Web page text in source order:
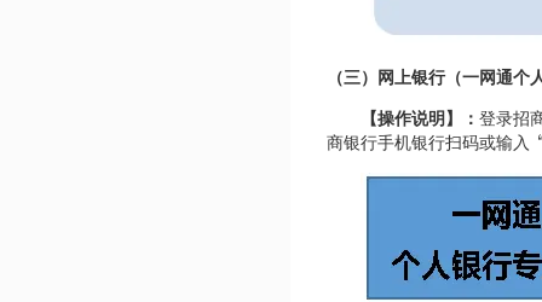
（三）网上银行（一网通
【操作说明】： 登录招
商银行手机银行扫码或输入